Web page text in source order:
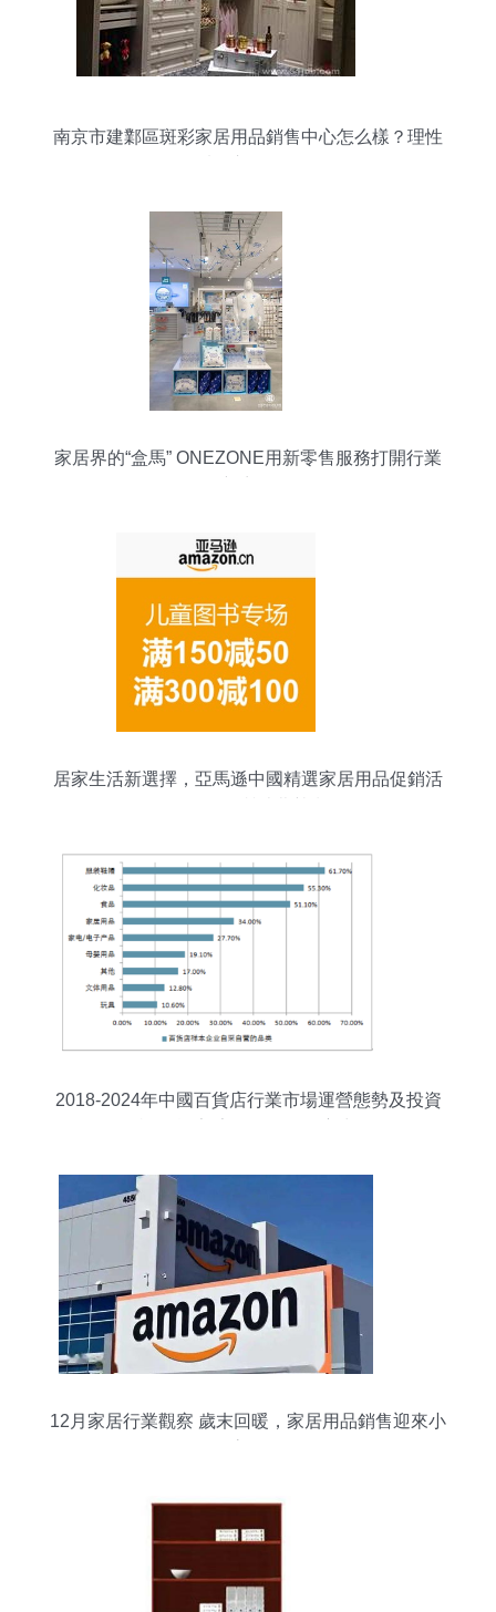
南京市建鄴區斑彩家居用品銷售中心怎么樣？理性
家居界的“盒馬” ONEZONE用新零售服務打開行業
居家生活新選擇，亞馬遜中國精選家居用品促銷活
2018-2024年中國百貨店行業市場運營態勢及投資
12月家居行業觀察 歲末回暖，家居用品銷售迎來小